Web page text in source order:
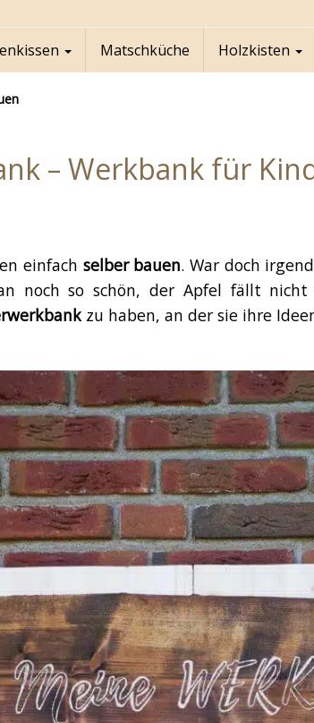
Matschküche Holzkisten
– Werkbank für
einfach selber bauen. War doch
noch so schön, der Apfel fällt
zu haben, an der sie ihre